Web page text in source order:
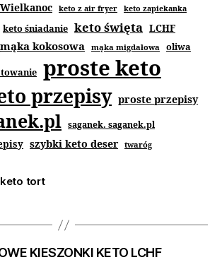
keto z air fryer keto zapiekanka
keto śniadanie keto święta LCHF
mąka kokosowa mąka migdałowa oliwa
proste keto
przepisy proste przepisy
saganek. saganek.pl
szybki keto deser twaróg
keto tort
KIESZONKI KETO LCHF